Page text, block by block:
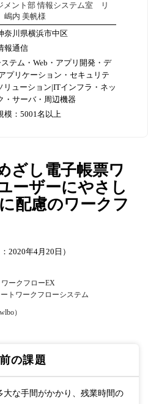
メント部 情報システム室 リ
内 美帆様
奈川県横浜市中区
報通信
ステム・Web・アプリ開発・デ
プリケーション・セキュリテ
リューション|ITインフラ・ネッ
・サーバ・周辺機器
模：5001名以上
ざし電子帳票ワ
ーザーにやさし
配慮のワークフ
2020年4月20日）
ークフローEX
トワークフローシステム
）
の課題
大な手間がかかり、残業時間の